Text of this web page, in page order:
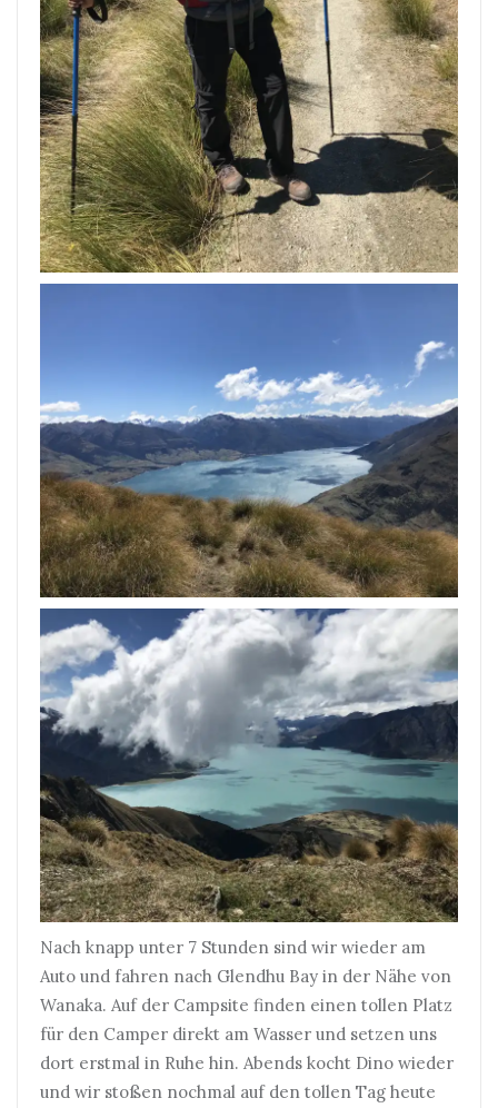
Nach knapp unter 7 Stunden sind wir wieder am
Auto und fahren nach Glendhu Bay in der Nähe von
Wanaka. Auf der Campsite finden einen tollen Platz
für den Camper direkt am Wasser und setzen uns
dort erstmal in Ruhe hin. Abends kocht Dino wieder
und wir stoßen nochmal auf den tollen Tag heute